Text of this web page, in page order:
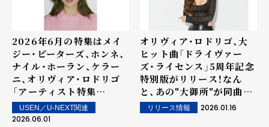
2026年6月の特集はメイ
ジー・ピーターズ、ホンネ、
ナイル・ホーラン、ケラー
ニ、オリヴィア・ロドリゴ
――「アーティスト特集
WEEKLY 洋楽」by
USEN
USEN／U-NEXT関連
2026.06.01
オリヴィア・ロドリゴ、大
ヒット曲「ドライヴァー
ズ・ライセンス」5周年記念
特別版がリリース！なん
と、あの"大御所"が同曲を
カヴァー!!
リリース情報 2026.01.16